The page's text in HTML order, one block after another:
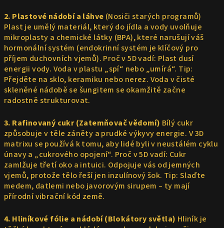
2. Plastové nádobí a láhve (Nosiči starých programů)
Plast je umělý materiál, který do jídla a vody uvolňuje
mikroplasty a chemické látky (BPA), které narušují váš
hormonální systém (endokrinní systém je klíčový pro
příjem duchovních vjemů). Proč v 5D vadí: Plast dusí
energii vody. Voda v plastu „spí“ nebo „umírá“. Tip:
Přejděte na sklo, keramiku nebo nerez. Voda v čisté
skleněné nádobě se šungitem se okamžitě začne
radostně strukturovat.
3. Rafinovaný cukr (Zatemňovač vědomí) Bílý cukr
způsobuje v těle záněty a prudké výkyvy energie. V 3D
matrixu se používá k tomu, aby lidé byli v neustálém cyklu
únavy a „cukrového opojení“. Proč v 5D vadí: Cukr
zamlžuje třetí oko a intuici. Odpojuje vás od jemných
vjemů, protože tělo řeší jen inzulínový šok. Tip: Slaďte
medem, datlemi nebo javorovým sirupem – ty mají
přírodní vibrační kód země.
4. Hliníkové fólie a nádobí (Blokátory světla) Hliník je